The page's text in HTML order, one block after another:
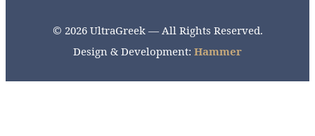
© 2026 UltraGreek — All Rights Reserved.
Design & Development: Hammer